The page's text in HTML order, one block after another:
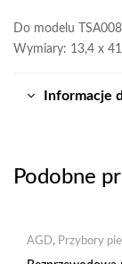
Do modelu
Wymiary: 13,4 x
Informacje
Podobne
AGD, Przybory